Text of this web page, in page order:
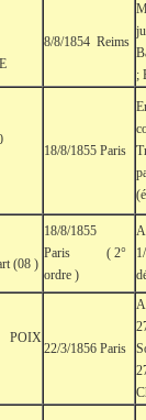
8/8/1854 Reims
;
18/8/1855 Paris
(08 )
18/8/1855
Paris ( 2°
ordre )
POIX
22/3/1856 Paris